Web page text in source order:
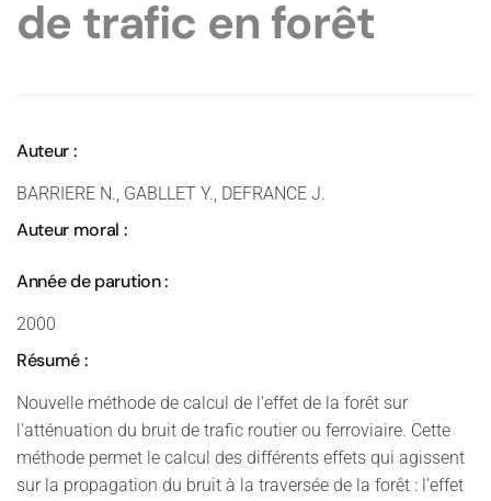
de trafic en forêt
Auteur :
BARRIERE N., GABLLET Y., DEFRANCE J.
Auteur moral :
Année de parution :
2000
Résumé :
Nouvelle méthode de calcul de l'effet de la forêt sur
l'atténuation du bruit de trafic routier ou ferroviaire. Cette
méthode permet le calcul des différents effets qui agissent
sur la propagation du bruit à la traversée de la forêt : l'effet